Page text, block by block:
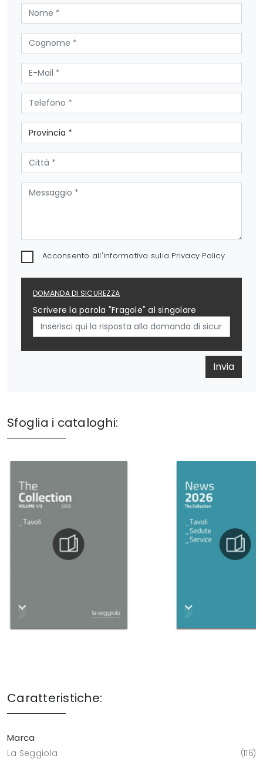
Acconsento all'informativa sulla Privacy Policy
DOMANDA DI SICUREZZA
Scrivere la parola "Fragole" al singolare
Invia
Sfoglia i cataloghi:
Caratteristiche:
Marca
La Seggiola 116